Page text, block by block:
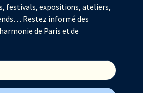
festivals, expositions, ateliers,
Restez informé des
de Paris et de